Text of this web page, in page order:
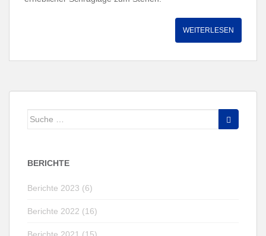
WEITERLESEN
Suche
BERICHTE
Berichte 2023 (6)
Berichte 2022 (16)